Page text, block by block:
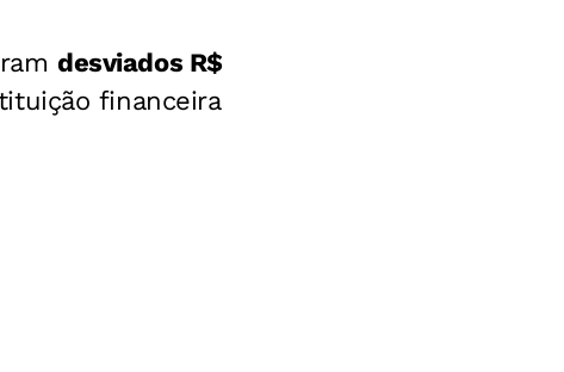
desviados R$
financeira